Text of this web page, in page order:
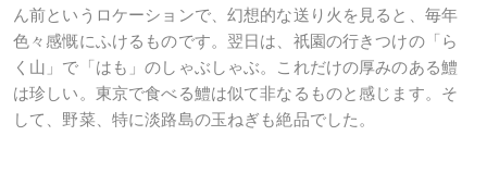
ん前というロケーションで、幻想的な送り火を見ると、毎年
色々感慨にふけるものです。翌日は、祇園の行きつけの「ら
く山」で「はも」のしゃぶしゃぶ。これだけの厚みのある鱧
は珍しい。東京で食べる鱧は似て非なるものと感じます。そ
して、野菜、特に淡路島の玉ねぎも絶品でした。